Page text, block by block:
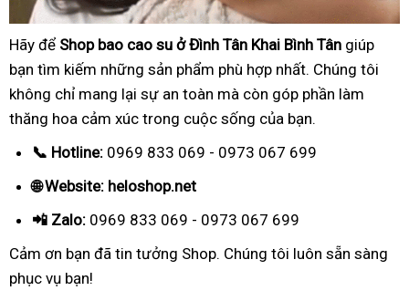
Hãy để Shop bao cao su ở Đình Tân Khai Bình Tân giúp
bạn tìm kiếm những sản phẩm phù hợp nhất. Chúng tôi
không chỉ mang lại sự an toàn mà còn góp phần làm
thăng hoa cảm xúc trong cuộc sống của bạn.
📞 Hotline: 0969 833 069 - 0973 067 699
🌐 Website: heloshop.net
📲 Zalo: 0969 833 069 - 0973 067 699
Cảm ơn bạn đã tin tưởng Shop. Chúng tôi luôn sẵn sàng
phục vụ bạn!